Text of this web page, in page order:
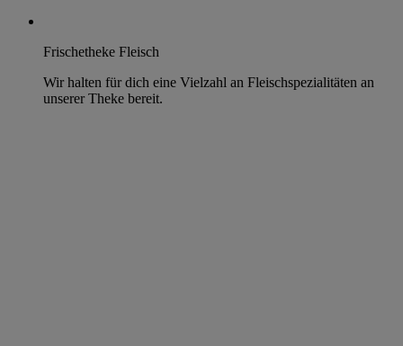
Frischetheke Fleisch
Wir halten für dich eine Vielzahl an Fleischspezialitäten an
unserer Theke bereit.